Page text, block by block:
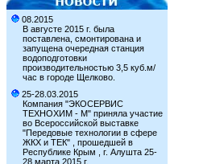
08.2015
В августе 2015 г. была
поставлена, смонтирована и
запущена очередная станция
водоподготовки
производительностью 3,5 куб.м/
час в городе Щелково.
25-28.03.2015
Компания "ЭКОСЕРВИС
ТЕХНОХИМ - М" приняла участие
во Всероссийской выставке
"Передовые технологии в сфере
ЖКХ и ТЕК" , прошедшей в
Республике Крым , г. Алушта 25-
28 марта 2015 г.